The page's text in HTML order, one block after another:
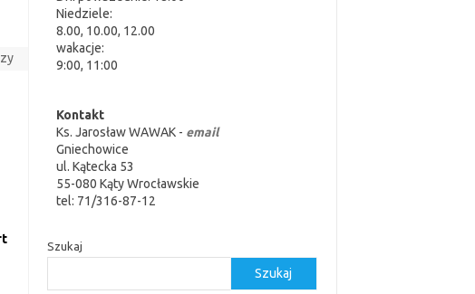
Niedziele:
8.00, 10.00, 12.00
wakacje:
9:00, 11:00
Kontakt
Ks. Jarosław WAWAK - email
Gniechowice
ul. Kątecka 53
55-080 Kąty Wrocławskie
tel: 71/316-87-12
Szukaj
Szukaj